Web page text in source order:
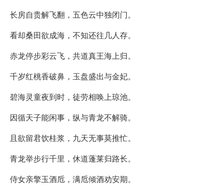
长房自贵解飞翻，五色云中独闭门。
看却桑田欲成海，不知还往几人存。
赤龙停步彩云飞，共道真王海上归。
千岁红桃香破鼻，玉盘盛出与金妃。
碧海灵童夜到时，徒劳相唤上琼池。
因循天子能闲事，纵与青龙不解骑。
且欲留君饮桂浆，九天无事莫推忙。
青龙举步行千里，休道蓬莱归路长。
侍女亲擎玉酒卮，满卮倾酒劝安期。